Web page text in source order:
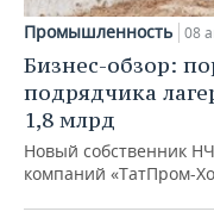
Промышленность 08
Бизнес-обзор:
подрядчика
1,8 млрд
Новый собственник
компаний «ТатПром-